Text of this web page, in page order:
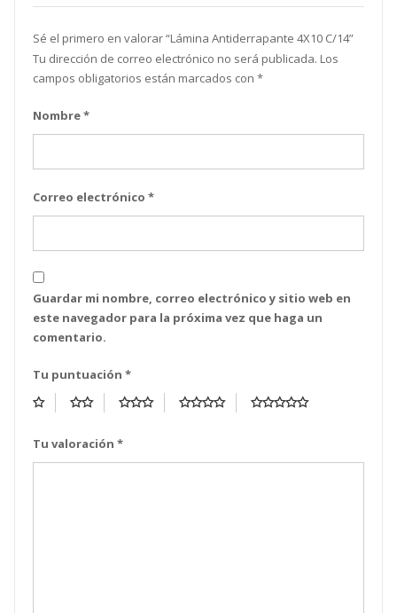
Sé el primero en valorar “Lámina Antiderrapante 4X10 C/14”
Tu dirección de correo electrónico no será publicada. Los
campos obligatorios están marcados con *
Nombre*
Correo electrónico *
Guardar mi nombre, correo electrónico y sitio web en
este navegador para la próxima vez que haga un
comentario.
Tu puntuación *
Tu valoración *